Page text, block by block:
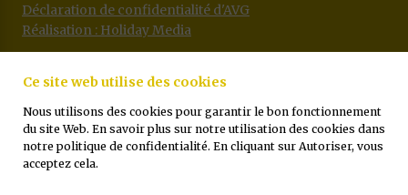
Déclaration de confidentialité d'AVG
Réalisation : Holiday Media
Ce site web utilise des cookies
Nous utilisons des cookies pour garantir le bon fonctionnement
du site Web. En savoir plus sur notre utilisation des cookies dans
notrepolitique de confidentialité. En cliquant sur Autoriser, vous
acceptez cela.